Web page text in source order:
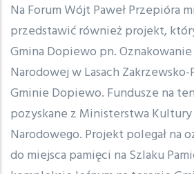
Na Forum Wójt Paweł Przepióra
przedstawić również projekt,
Gmina Dopiewo pn.
Narodowej w Lasach
Gminie Dopiewo. Fundusze na
pozyskane z Ministerstwa
Narodowego. Projekt polegał na
do miejsca pamięci na Szlaku